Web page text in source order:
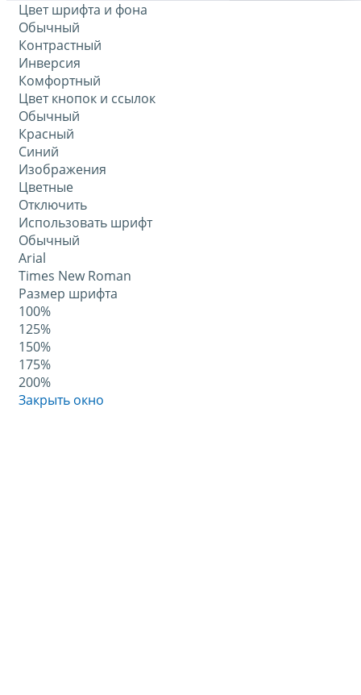
Цвет шрифта и фона
Обычный
Контрастный
Инверсия
Комфортный
Цвет кнопок и ссылок
Обычный
Красный
Синий
Изображения
Цветные
Отключить
Использовать шрифт
Обычный
Arial
Times New Roman
Размер шрифта
100%
125%
150%
175%
200%
Закрыть окно